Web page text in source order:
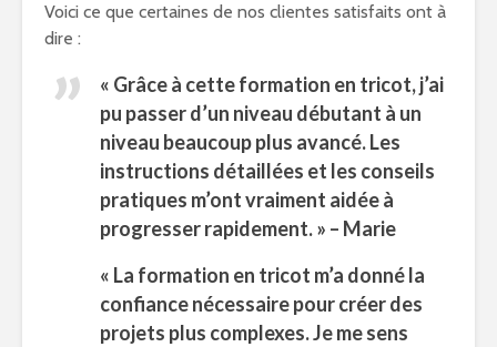
Voici ce que certaines de nos clientes satisfaits ont à
dire :
« Grâce à cette formation en tricot, j’ai
pu passer d’un niveau débutant à un
niveau beaucoup plus avancé. Les
instructions détaillées et les conseils
pratiques m’ont vraiment aidée à
progresser rapidement. » – Marie
« La formation en tricot m’a donné la
confiance nécessaire pour créer des
projets plus complexes. Je me sens